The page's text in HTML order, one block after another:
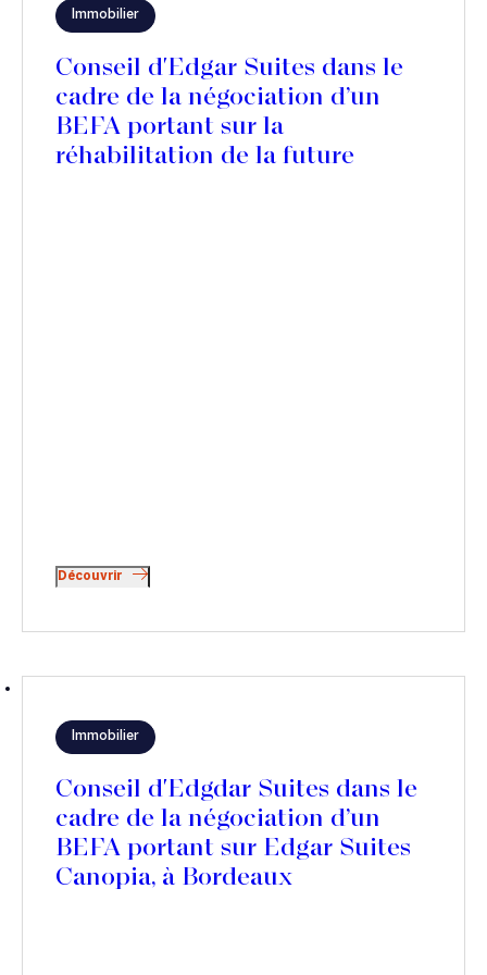
Immobilier
Conseil d'Edgar Suites dans le
cadre de la négociation d’un
BEFA portant sur la
réhabilitation de la future
Découvrir
Immobilier
Conseil d'Edgdar Suites dans le
cadre de la négociation d’un
BEFA portant sur Edgar Suites
Canopia, à Bordeaux